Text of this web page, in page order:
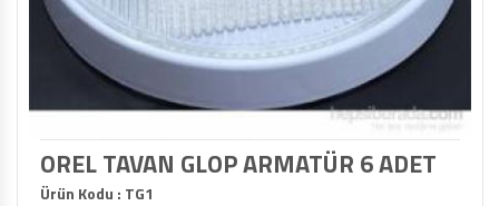
OREL TAVAN GLOP ARMATÜR 6 ADET
Ürün Kodu : TG1